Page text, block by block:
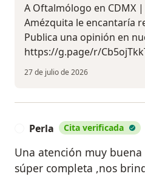
A Oftalmólogo en CDMX
Amézquita le encantaría
Publica una opinión en
https://g.page/r/
27 de julio de 2026
Perla Cita verificada
Una atención muy
súper completa ,nos